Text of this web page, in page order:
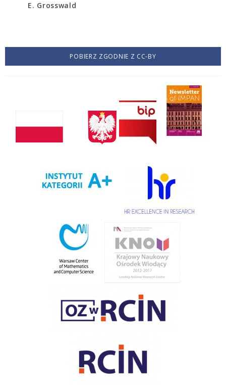
E. Grosswald
POBIERZ ZGODNIE Z CC-BY